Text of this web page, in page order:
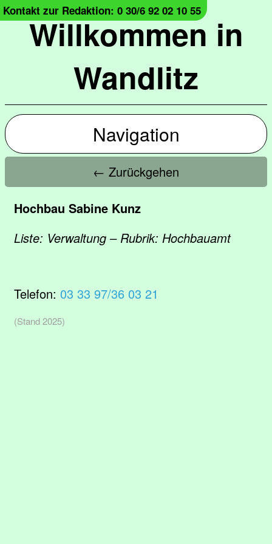
Willkommen in
Wandlitz
Kontakt zur Redaktion: 0 30/6 92 02 10 55
Navigation
← Zurückgehen
Hochbau Sabine Kunz
Liste: Verwaltung – Rubrik: Hochbauamt
Telefon: 03 33 97/36 03 21
(Stand 2025)